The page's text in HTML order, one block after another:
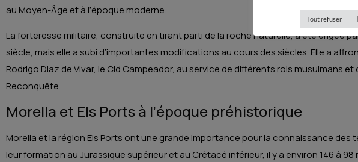
au Moyen-Âge et à l’époque moderne.
La forteresse militaire, construite en tirant parti de la roche naturelle, a été érigée
siècle, mais elle a subi d’importantes modifications au cours des siècles. Elle a
Rodrigo Diaz de Vivar, le Cid Campeador, au service de différents rois musulmans et
Reconquête.
Morella et Els Ports à l’époque préhistorique
Morella et la région Els Ports ont une grande importance pour la connaissance des
leur formation au Jurassique supérieur et au Crétacé inférieur, il y a environ 146 à 98
Tout refuser